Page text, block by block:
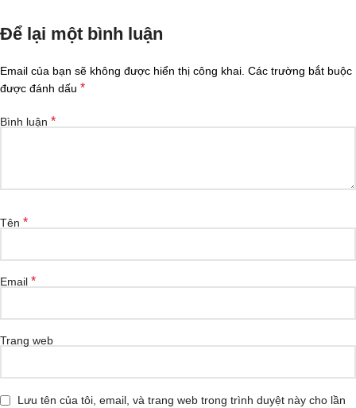
Để lại một bình luận
Email của bạn sẽ không được hiển thị công khai. Các trường bắt buộc
được đánh dấu *
Bình luận *
Tên *
Email *
Trang web
Lưu tên của tôi, email, và trang web trong trình duyệt này cho lần